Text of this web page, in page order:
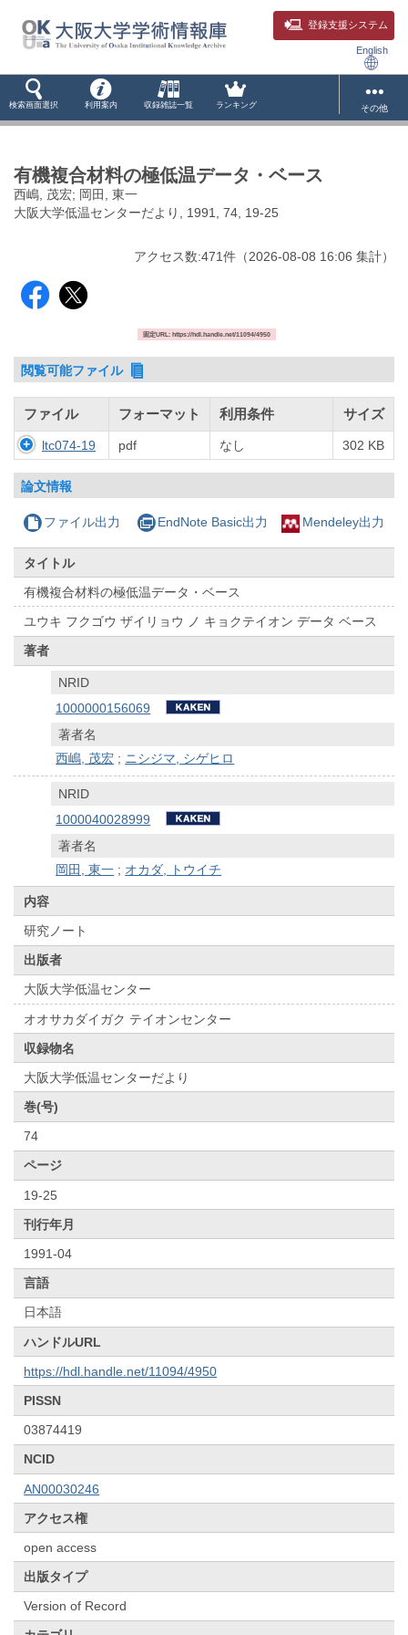
登録支援システム
English
検索画面選択 利用案内 収録雑誌一覧 ランキング その他
有機複合材料の極低温データ・ベース
西嶋, 茂宏; 岡田, 東一
大阪大学低温センターだより, 1991, 74, 19-25
アクセス数:471件 （2026-08-08 16:06 集計）
固定URL: https://hdl.handle.net/11094/4950
閲覧可能ファイル
ファイル フォーマット 利用条件 サイズ
ltc074-19 pdf なし 302 KB
論文情報
ファイル出力 EndNote Basic出力 Mendeley出力
タイトル
有機複合材料の極低温データ・ベース
ユウキ フクゴウ ザイリョウ ノ キョクテイオン データ ベース
著者
NRID
1000000156069
著者名
西嶋, 茂宏 ; ニシジマ, シゲヒロ
NRID
1000040028999
著者名
岡田, 東一 ; オカダ, トウイチ
内容
研究ノート
出版者
大阪大学低温センター
オオサカダイガク テイオンセンター
収録物名
大阪大学低温センターだより
巻(号)
74
ページ
19-25
刊行年月
1991-04
言語
日本語
ハンドルURL
https://hdl.handle.net/11094/4950
PISSN
03874419
NCID
AN00030246
アクセス権
open access
出版タイプ
Version of Record